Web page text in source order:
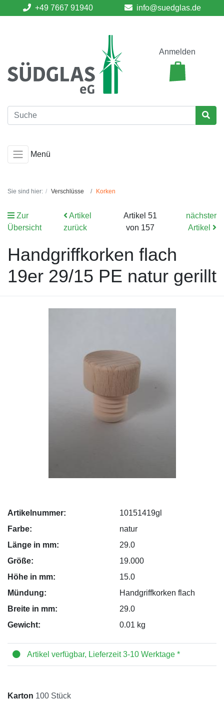
+49 7667 91940 info@suedglas.de
Anmelden
Menü
Sie sind hier: Verschlüsse Korken
Zur
Übersicht
Artikel
zurück
Artikel 51
von 157
nächster
Artikel
Handgriffkorken flach
19er 29/15 PE natur gerillt
Artikelnummer:
10151419gl
Farbe:
natur
Länge in mm:
29.0
Größe:
19.000
Höhe in mm:
15.0
Mündung:
Handgriffkorken flach
Breite in mm:
29.0
Gewicht:
0.01 kg
Artikel verfügbar, Lieferzeit 3-10 Werktage *
Karton 100 Stück